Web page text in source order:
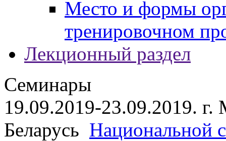
Место и формы
тренировочном
Лекционный раздел
Семинары
19.09.2019-23.09.2019. г.
Беларусь Национальной